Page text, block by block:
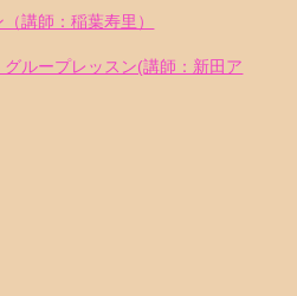
講師：稲葉寿里）
ループレッスン(講師：新田ア